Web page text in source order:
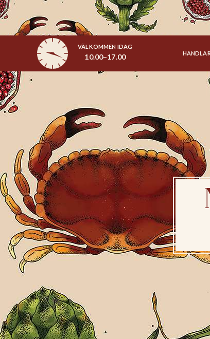
VÄLKOMMEN IDAG
10.00–17.00